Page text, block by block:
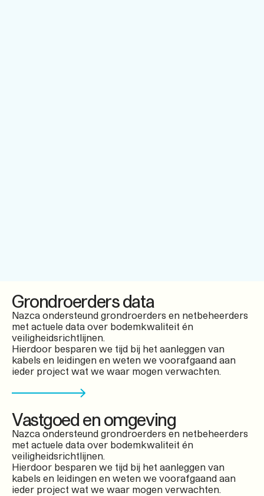
Grondroerders data
Nazca ondersteund grondroerders en netbeheerders
met actuele data over bodemkwaliteit én
veiligheidsrichtlijnen.
Hierdoor besparen we tijd bij het aanleggen van
kabels en leidingen en weten we voorafgaand aan
ieder project wat we waar mogen verwachten.
Vastgoed en omgeving
Nazca ondersteund grondroerders en netbeheerders
met actuele data over bodemkwaliteit én
veiligheidsrichtlijnen.
Hierdoor besparen we tijd bij het aanleggen van
kabels en leidingen en weten we voorafgaand aan
ieder project wat we waar mogen verwachten.